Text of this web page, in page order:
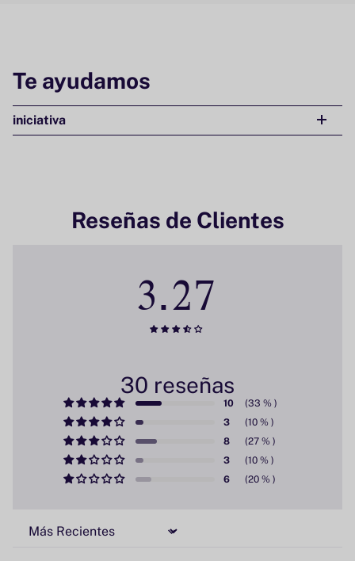
Te ayudamos
iniciativa
Reseñas de Clientes
3.27
30 reseñas
10
3
8
3
6
Sort by